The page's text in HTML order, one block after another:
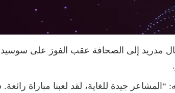
جيدة للغاية، لقد لعبنا مباراة